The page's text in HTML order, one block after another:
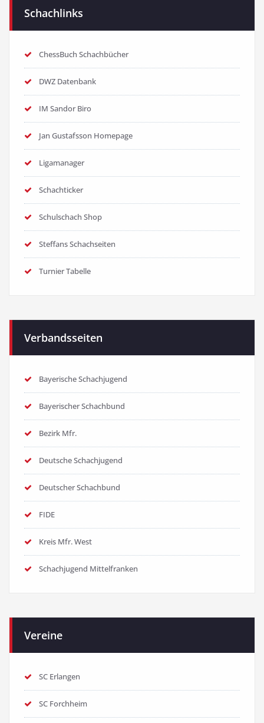
Schachlinks
ChessBuch Schachbücher
DWZ Datenbank
IM Sandor Biro
Jan Gustafsson Homepage
Ligamanager
Schachticker
Schulschach Shop
Steffans Schachseiten
Turnier Tabelle
Verbandsseiten
Bayerische Schachjugend
Bayerischer Schachbund
Bezirk Mfr.
Deutsche Schachjugend
Deutscher Schachbund
FIDE
Kreis Mfr. West
Schachjugend Mittelfranken
Vereine
SC Erlangen
SC Forchheim